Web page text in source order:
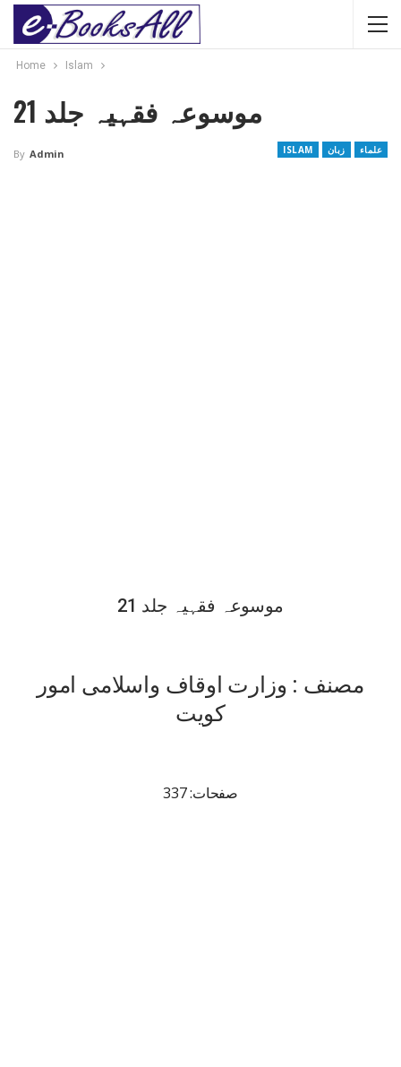
Home Islam
موسوعہ فقہیہ جلد 21
ISLAM زبان علماء By Admin
موسوعہ فقہیہ جلد 21
مصنف : وزارت اوقاف واسلامی امور
کویت
صفحات: 337